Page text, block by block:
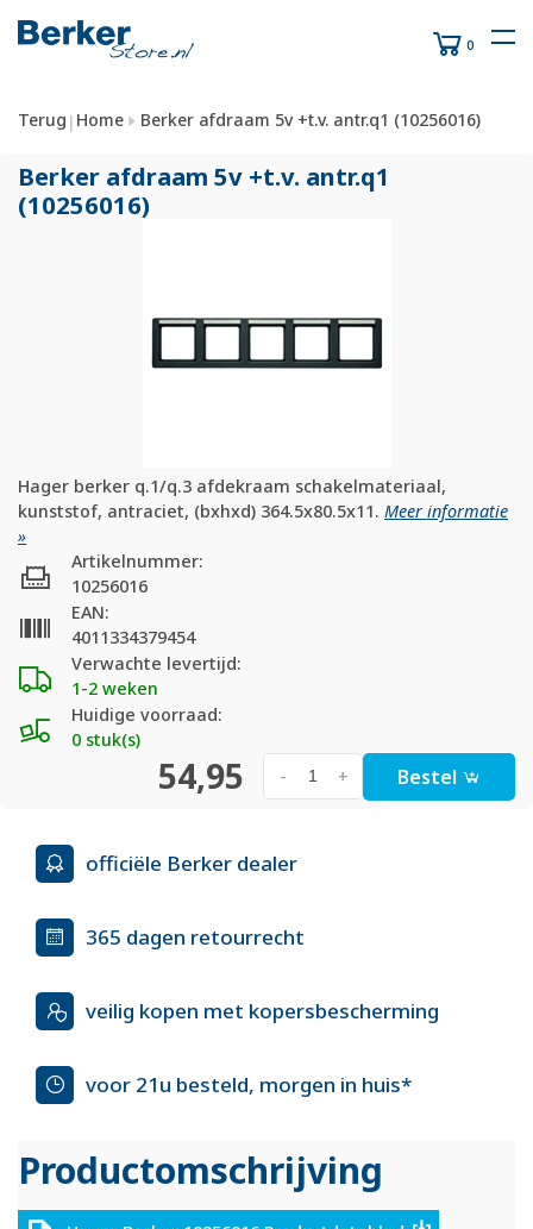
0
Terug | Home Berker afdraam 5v +t.v. antr.q1 (10256016)
Berker afdraam 5v +t.v. antr.q1
(10256016)
Hager berker q.1/q.3 afdekraam schakelmateriaal,
kunststof, antraciet, (bxhxd) 364.5x80.5x11. Meer informatie
»
Verwachte levertijd:
1-2 weken
Huidige voorraad:
0 stuk(s)
Artikelnummer:
10256016
EAN:
4011334379454
54,95 +
- Bestel
officiële Berker dealer
365 dagen retourrecht
veilig kopen met kopersbescherming
voor 21u besteld, morgen in huis*
Productomschrijving